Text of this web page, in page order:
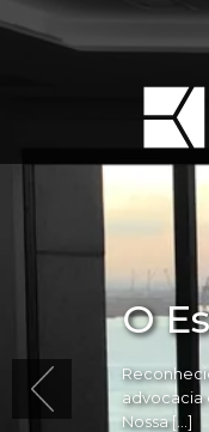
O
advocacia
Nossa […]